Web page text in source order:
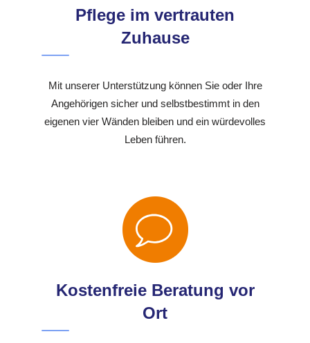
Pflege im vertrauten
Zuhause
Mit unserer Unterstützung können Sie oder Ihre
Angehörigen sicher und selbstbestimmt in den
eigenen vier Wänden bleiben und ein würdevolles
Leben führen.
Kostenfreie Beratung vor
Ort